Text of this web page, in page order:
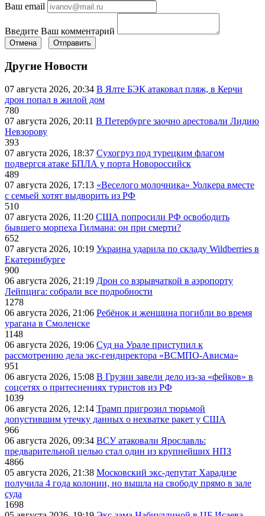
Ваш email
Введите Ваш комментарий
Отмена Отправить
Другие Новости
07 августа 2026, 20:34 В Ялте БЭК атаковал пляж, в Керчи
дрон попал в жилой дом
780
07 августа 2026, 20:11 В Петербурге заочно арестовали Лидию
Невзорову
393
07 августа 2026, 18:37 Сухогруз под турецким флагом
подвергся атаке БПЛА у порта Новороссийск
489
07 августа 2026, 17:13 «Веселого молочника» Уолкера вместе
с семьей хотят выдворить из РФ
510
07 августа 2026, 11:20 США попросили РФ освободить
бывшего морпеха Гилмана: он при смерти?
652
07 августа 2026, 10:19 Украина ударила по складу Wildberries в
Екатеринбурге
900
06 августа 2026, 21:19 Дрон со взрывчаткой в аэропорту
Лейпцига: собрали все подробности
1278
06 августа 2026, 21:06 Ребёнок и женщина погибли во время
урагана в Смоленске
1148
06 августа 2026, 19:06 Суд на Урале приступил к
рассмотрению дела экс-гендиректора «ВСМПО-Ависма»
951
06 августа 2026, 15:08 В Грузии завели дело из-за «фейков» в
соцсетях о притеснениях туристов из РФ
1039
06 августа 2026, 12:14 Трамп пригрозил тюрьмой
допустившим утечку данных о нехватке ракет у США
966
06 августа 2026, 09:34 ВСУ атаковали Ярославль:
предварительной целью стал один из крупнейших НПЗ
4866
05 августа 2026, 21:38 Московский экс-депутат Харадизе
получила 4 года колонии, но вышла на свободу прямо в зале
суда
1698